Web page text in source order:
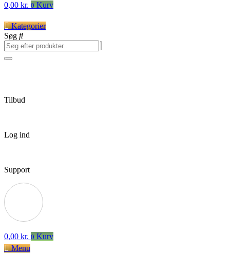
0,00 kr. 0 Kurv
Kategorier
Søg
Tilbud
Log ind
Support
0,00 kr. 0 Kurv
Menu